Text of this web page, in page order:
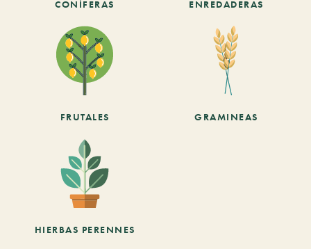
CONÍFERAS ENREDADERAS
FRUTALES GRAMINEAS
HIERBAS PERENNES